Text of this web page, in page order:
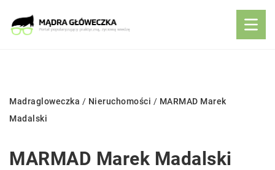
Madragloweczka / Nieruchomości / MARMAD Marek
Madalski
MARMAD Marek Madalski